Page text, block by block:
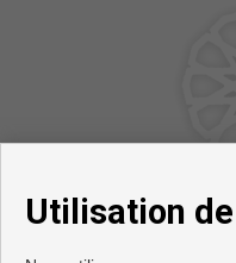
Utilisation